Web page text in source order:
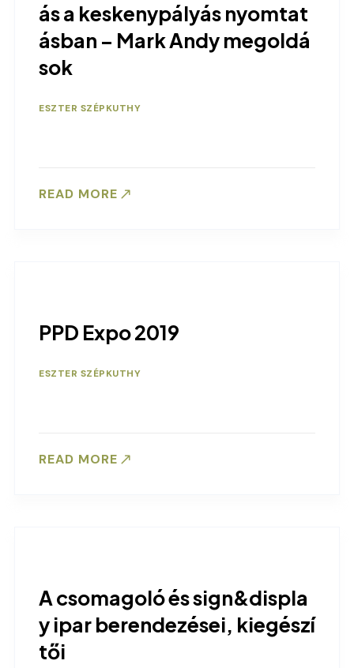
ás a keskenypályás nyomtat
ásban – Mark Andy megoldá
sok
ESZTER SZÉPKUTHY
READ MORE
PPD Expo 2019
ESZTER SZÉPKUTHY
READ MORE
A csomagoló és sign&displa
y ipar berendezései, kiegészí
tői